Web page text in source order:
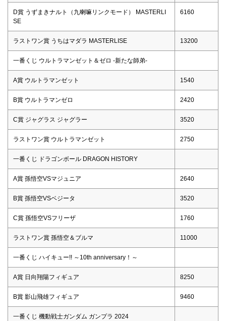
D賞 うずまきナルト（九喇嘛リンクモード） MASTERLI
SE
6160
ラストワン賞 うちはマダラ MASTERLISE 13200
一番くじ ウルトラマンゼット＆ゼロ -新たな師弟-
A賞 ウルトラマンゼット 1540
B賞 ウルトラマンゼロ 2420
C賞 ジャグラス ジャグラー 3520
ラストワン賞 ウルトラマンゼット 2750
一番くじ ドラゴンボール DRAGON HISTORY
A賞 孫悟空VSマジュニア 2640
B賞 孫悟空VSベジータ 3520
C賞 孫悟空VSフリーザ 1760
ラストワン賞 孫悟空＆ブルマ 11000
一番くじ ハイキュー!! ～10th anniversary！～
A賞 日向翔陽フィギュア 8250
B賞 影山飛雄フィギュア 9460
一番くじ 機動戦士ガンダム ガンプラ 2024